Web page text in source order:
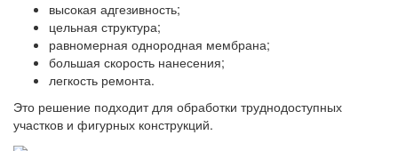
высокая адгезивность;
цельная структура;
равномерная однородная мембрана;
большая скорость нанесения;
легкость ремонта.
Это решение подходит для обработки труднодоступных
участков и фигурных конструкций.